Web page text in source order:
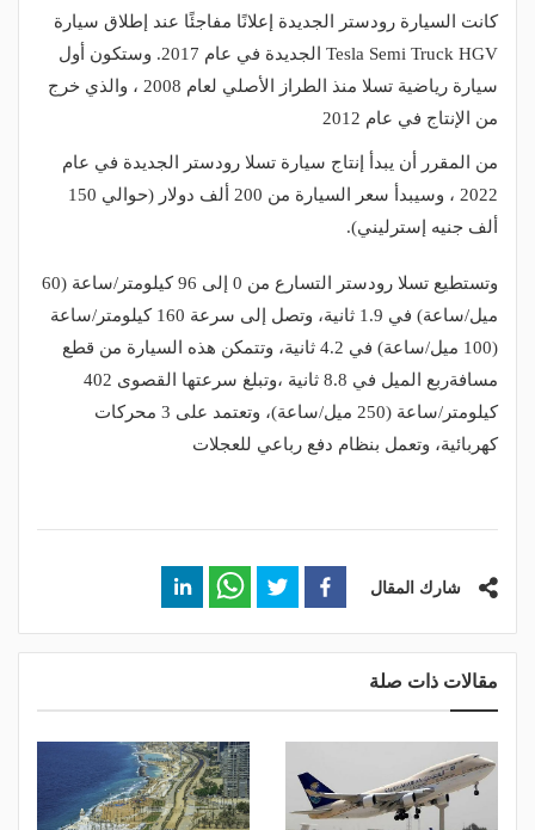
كانت السيارة رودستر الجديدة إعلانًا مفاجئًا عند إطلاق سيارة
Tesla Semi Truck HGV الجديدة في عام 2017. وستكون أول
سيارة رياضية تسلا منذ الطراز الأصلي لعام 2008 ، والذي خرج
من الإنتاج في عام 2012
من المقرر أن يبدأ إنتاج سيارة تسلا رودستر الجديدة في عام
2022 ، وسيبدأ سعر السيارة من 200 ألف دولار (حوالي 150
ألف جنيه إسترليني).
وتستطيع تسلا رودستر التسارع من 0 إلى 96 كيلومتر/ساعة (60
ميل/ساعة) في 1.9 ثانية، وتصل إلى سرعة 160 كيلومتر/ساعة
(100 ميل/ساعة) في 4.2 ثانية، وتتمكن هذه السيارة من قطع
مسافةربع الميل في 8.8 ثانية ،وتبلغ سرعتها القصوى 402
كيلومتر/ساعة (250 ميل/ساعة)، وتعتمد على 3 محركات
كهربائية، وتعمل بنظام دفع رباعي للعجلات
شارك المقال
مقالات ذات صلة